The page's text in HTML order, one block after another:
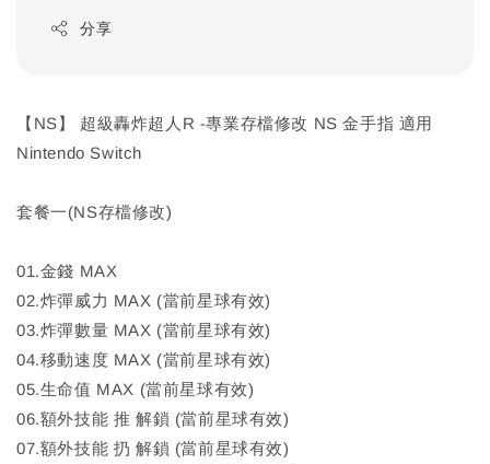
分享
【NS】 超級轟炸超人R -專業存檔修改 NS 金手指 適用
Nintendo Switch
套餐一(NS存檔修改)
01.金錢 MAX
02.炸彈威力 MAX (當前星球有效)
03.炸彈數量 MAX (當前星球有效)
04.移動速度 MAX (當前星球有效)
05.生命值 MAX (當前星球有效)
06.額外技能 推 解鎖 (當前星球有效)
07.額外技能 扔 解鎖 (當前星球有效)